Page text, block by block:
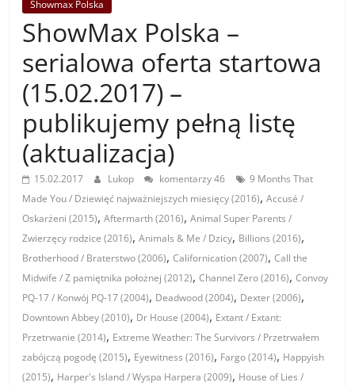
Showmax Polska
ShowMax Polska –
serialowa oferta startowa
(15.02.2017) –
publikujemy pełną listę
(aktualizacja)
15.02.2017 Lukop komentarzy 46
9 Months That
Made You / Dziewięć najważniejszych miesięcy (2016),Accusé /
Oskarżeni (2015),Aftermarth (2016),Animal Super Parents /
Zwierzęcy rodzice (2016),Animals & Me / Dzicy, Billions (2016),
Brotherhood / Braterstwo (2006),Californication (2007),Call the
Midwife / Z pamiętnika położnej (2012),Channel Zero (2016),Convoy
PQ-17 / Konwój PQ-17 (2004), Deadwood (2004), Dexter (2006),
Downtown Abbey (2010), Dr House (2004), Extant / Extant:
Przetrwanie (2014), Extreme Weather: The Survivors / Przetrwałem
zabójczą pogodę (2015), Eyewitness (2016), Fargo (2014), Happyish
(2015), Harper's Island / Wyspa Harpera (2009), House of Lies /